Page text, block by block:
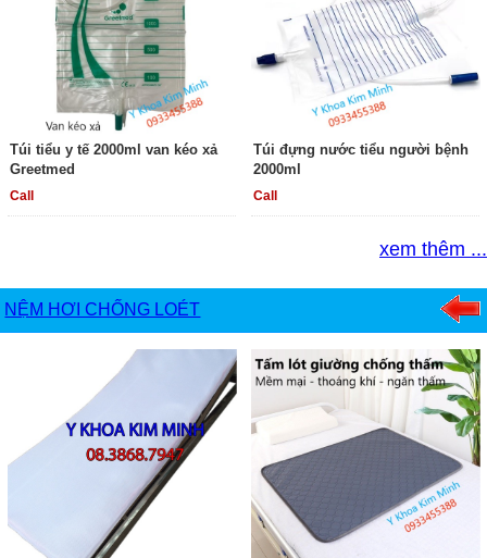
Túi tiểu y tế 2000ml van kéo xả
Greetmed
Call
Túi đựng nước tiểu người bệnh
2000ml
Call
xem thêm ...
NỆM HƠI CHỐNG LOÉT